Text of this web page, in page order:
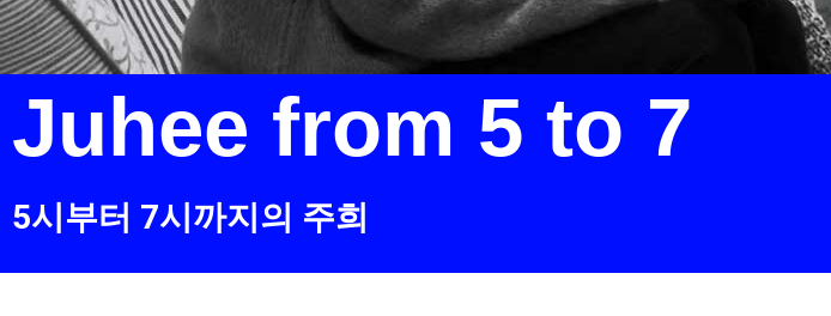
Juhee from 5 to 7
5시부터 7시까지의 주희